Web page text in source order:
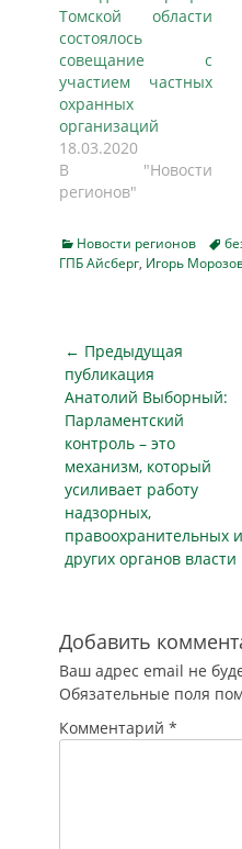
Томской области
состоялось
совещание с
участием частных
охранных
организаций
18.03.2020
В "Новости
регионов"
Categories
Новости регионов Tags
ГПБ Айсберг, Игорь
Навигация
по
записям
← Предыдущая
публикация
Предыдущая
публикация
Анатолий Выборный:
Парламентский
контроль – это
механизм, который
усиливает работу
надзорных,
правоохранительных и
других органов власти
Добавить
Ваш адрес email не
Обязательные поля
Комментарий *